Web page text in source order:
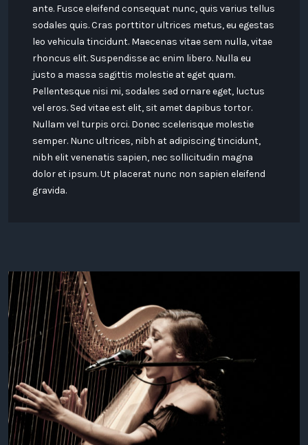
ante. Fusce eleifend consequat nunc, quis varius tellus
sodales quis. Cras porttitor ultrices metus, eu egestas
leo vehicula tincidunt. Maecenas vitae sem nulla, vitae
rhoncus elit. Suspendisse ac enim libero. Nulla eu
justo a massa sagittis molestie at eget quam.
Pellentesque nisi mi, sodales sed ornare eget, luctus
vel eros. Sed vitae est elit, sit amet dapibus tortor.
Nullam vel turpis orci. Donec scelerisque molestie
semper. Nunc ultrices, nibh at adipiscing tincidunt,
nibh elit venenatis sapien, nec sollicitudin magna
dolor et ipsum. Ut placerat nunc non sapien eleifend
gravida.